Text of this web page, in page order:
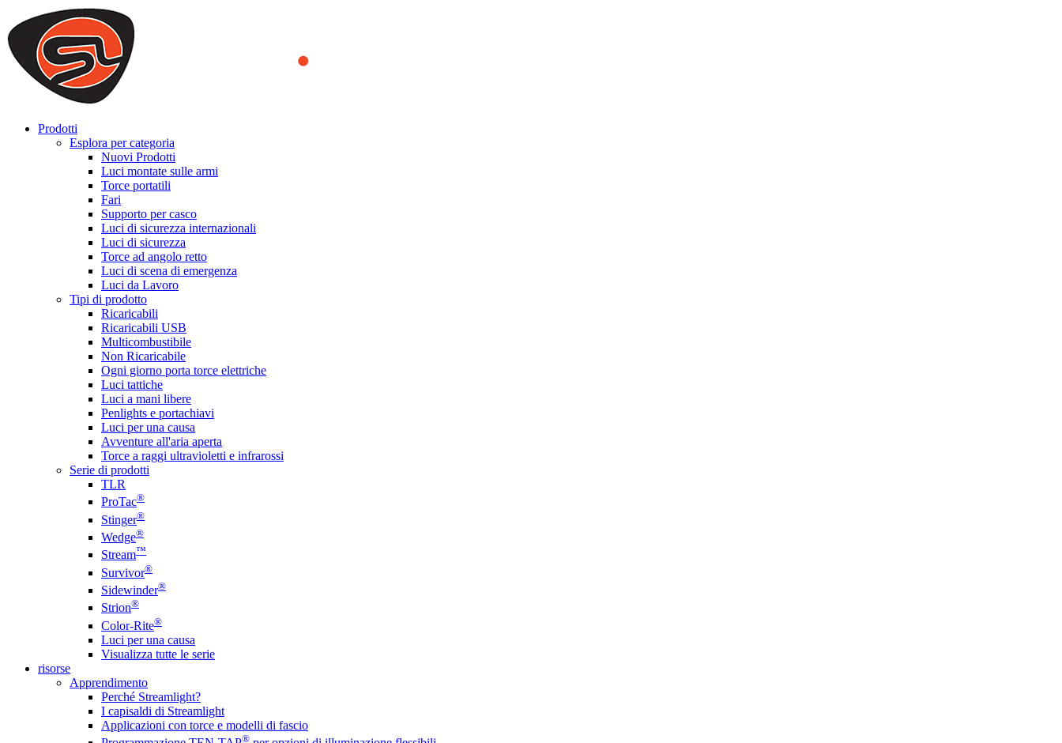
We use cookies to ensure that we provide you the best experience on our website. By continuing to browse this website, you accept that cookies are used to help us analyze how the website is used and to offer
you a better experience. To learn more or to find out how you can disable cookies, you can access our
ACCEPT AND CLOSE
Prodotti
Esplora per categoria
Nuovi Prodotti
Luci montate sulle armi
Torce portatili
Fari
Supporto per casco
Luci di sicurezza internazionali
Luci di sicurezza
Torce ad angolo retto
Luci di scena di emergenza
Luci da Lavoro
Tipi di prodotto
Ricaricabili
Ricaricabili USB
Multicombustibile
Non Ricaricabile
Ogni giorno porta torce elettriche
Luci tattiche
Luci a mani libere
Penlights e portachiavi
Luci per una causa
Avventure all'aria aperta
Torce a raggi ultravioletti e infrarossi
Serie di prodotti
TLR
ProTac®
Stinger®
Wedge®
Stream™
Survivor®
Sidewinder®
Strion®
Color-Rite®
Luci per una causa
Visualizza tutte le serie
risorse
Apprendimento
Perché Streamlight?
I capisaldi di Streamlight
Applicazioni con torce e modelli di fascio
®